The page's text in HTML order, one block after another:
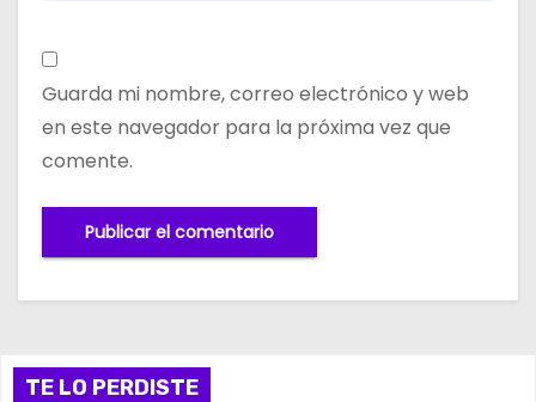
Guarda mi nombre, correo electrónico y web
en este navegador para la próxima vez que
comente.
TE LO PERDISTE